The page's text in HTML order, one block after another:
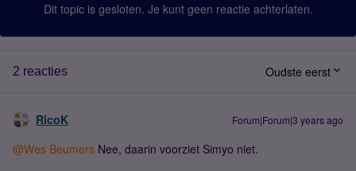
Dit topic is gesloten. Je kunt geen reactie achterlaten.
2 reacties Oudste eerst
RicoK Forum|Forum|3 years ago
@Wes Beumers Nee, daarin voorziet Simyo niet.